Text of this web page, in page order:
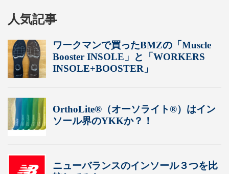
人気記事